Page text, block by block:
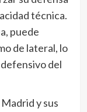
técnica.
puede
de lateral, lo
del
y sus